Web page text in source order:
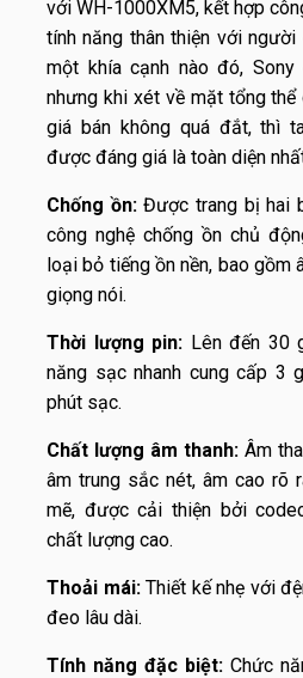
với WH-1000XM5, kết hợp
tính năng thân thiện với
một khía cạnh nào đó,
nhưng khi xét về mặt tổng
giá bán không quá đắt, thì
được đáng giá là toàn diện
Chống ồn:Được trang bị hai
công nghệ chống ồn chủ
loại bỏ tiếng ồn nền, bao gồm
giọng nói.
Thời lượng pin: Lên đến 30
năng sạc nhanh cung cấp 3
phút sạc.
Chất lượng âm thanh: Âm
âm trung sắc nét, âm cao rõ
mẽ, được cải thiện bởi
chất lượng cao.
Thoải mái:Thiết kế nhẹ với
đeo lâu dài.
Tính năng đặc biệt: Chức